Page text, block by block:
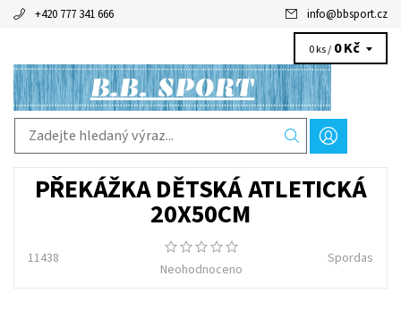
+420 777 341 666 info@bbsport.cz
0 ks / 0 Kč
PŘEKÁŽKA DĚTSKÁ ATLETICKÁ
20X50CM
11438
Neohodnoceno
Spordas